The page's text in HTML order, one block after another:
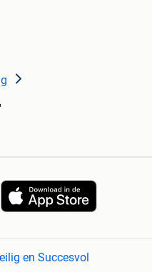
en Succesvol